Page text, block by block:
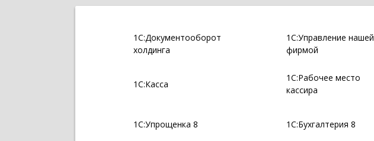
1С:Документооборот
холдинга
1С:Управление нашей
фирмой
1С:Касса
1С:Рабочее место
кассира
1С:Упрощенка 8 1С:Бухгалтерия 8